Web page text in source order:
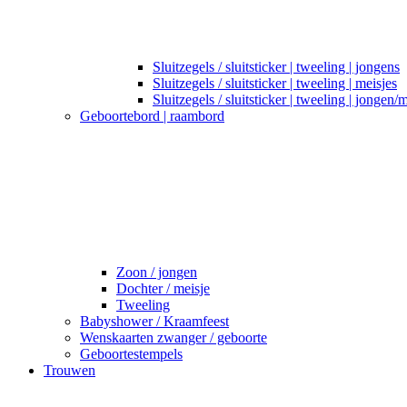
Sluitzegels / sluitsticker | tweeling | jongens
Sluitzegels / sluitsticker | tweeling | meisjes
Sluitzegels / sluitsticker | tweeling | jongen/
Geboortebord | raambord
Zoon / jongen
Dochter / meisje
Tweeling
Babyshower / Kraamfeest
Wenskaarten zwanger / geboorte
Geboortestempels
Trouwen